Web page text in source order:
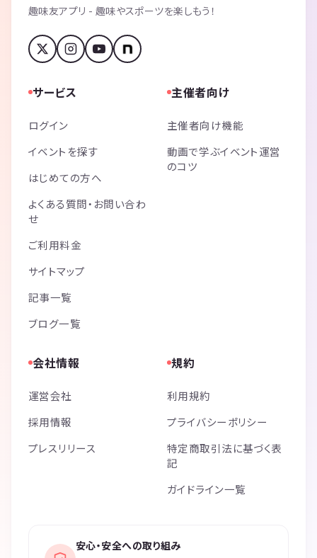
趣味友アプリ - 趣味やスポーツを楽しもう！
サービス
ログイン
イベントを探す
はじめての方へ
よくある質問・お問い合わ
せ
ご利用料金
サイトマップ
記事一覧
ブログ一覧
主催者向け
主催者向け機能
動画で学ぶイベント運営
のコツ
会社情報
運営会社
採用情報
プレスリリース
規約
利用規約
プライバシーポリシー
特定商取引法に基づく表
記
ガイドライン一覧
安心・安全への取り組み